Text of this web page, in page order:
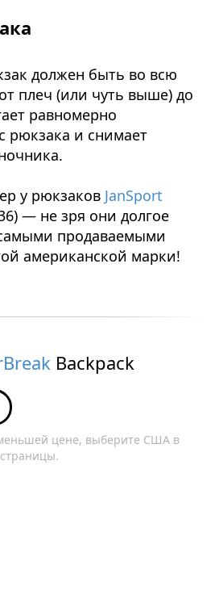
должен быть во всю
плеч (или чуть выше) до
равномерно
рюкзака и снимает
у рюкзаков JanSport
— не зря они долгое
продаваемыми
американской марки!
Backpack
цене, выберите США в